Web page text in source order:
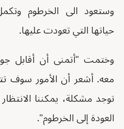
وستعود الى الخرطوم
حياتها التي تعودت عليها.
وختمت "أتمنى أن أقابل
معه. أشعر أن الأمور سوف
توجد مشكلة، يمكننا
العودة إلى الخرطوم".